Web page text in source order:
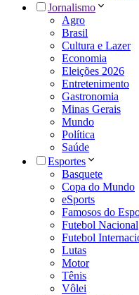
Jornalismo
Agro
Brasil
Cultura e Lazer
Economia
Eleições 2026
Entretenimento
Gastronomia
Minas Gerais
Mundo
Política
Saúde
Esportes
Basquete
Copa do Mundo
eSports
Famosos do
Futebol Nacional
Futebol
Lutas
Motor
Tênis
Vôlei